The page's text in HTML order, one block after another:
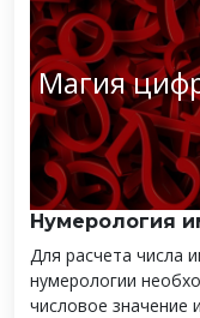
Магия
Нумерология
Для расчета числа
нумерологии
числовое значение